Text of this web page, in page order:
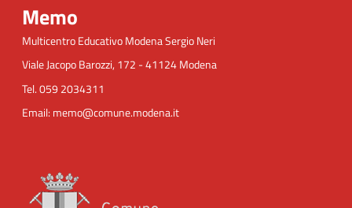
Memo
Multicentro Educativo Modena Sergio Neri
Viale Jacopo Barozzi, 172 - 41124 Modena
Tel. 059 2034311
Email: memo@comune.modena.it